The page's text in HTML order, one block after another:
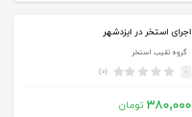
اجرای استخر در ایزدشهر
گروه نقیب استخر
- (۰)
۳۸۰,۰۰۰ تومان